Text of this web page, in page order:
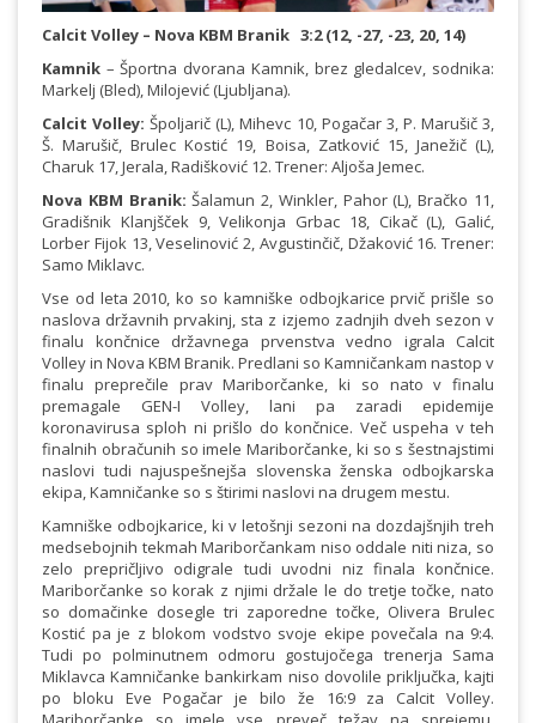
Calcit Volley – Nova KBM Branik 3:2 (12, -27, -23, 20, 14)
Kamnik – Športna dvorana Kamnik, brez gledalcev, sodnika:
Markelj (Bled), Milojević (Ljubljana).
Calcit Volley: Špoljarič (L), Mihevc 10, Pogačar 3, P. Marušič 3,
Š. Marušič, Brulec Kostić 19, Boisa, Zatković 15, Janežič (L),
Charuk 17, Jerala, Radišković 12. Trener: Aljoša Jemec.
Nova KBM Branik: Šalamun 2, Winkler, Pahor (L), Bračko 11,
Gradišnik Klanjšček 9, Velikonja Grbac 18, Cikač (L), Galić,
Lorber Fijok 13, Veselinović 2, Avgustinčič, Džaković 16. Trener:
Samo Miklavc.
Vse od leta 2010, ko so kamniške odbojkarice prvič prišle so
naslova državnih prvakinj, sta z izjemo zadnjih dveh sezon v
finalu končnice državnega prvenstva vedno igrala Calcit
Volley in Nova KBM Branik. Predlani so Kamničankam nastop v
finalu preprečile prav Mariborčanke, ki so nato v finalu
premagale GEN-I Volley, lani pa zaradi epidemije
koronavirusa sploh ni prišlo do končnice. Več uspeha v teh
finalnih obračunih so imele Mariborčanke, ki so s šestnajstimi
naslovi tudi najuspešnejša slovenska ženska odbojkarska
ekipa, Kamničanke so s štirimi naslovi na drugem mestu.
Kamniške odbojkarice, ki v letošnji sezoni na dozdajšnjih treh
medsebojnih tekmah Mariborčankam niso oddale niti niza, so
zelo prepričljivo odigrale tudi uvodni niz finala končnice.
Mariborčanke so korak z njimi držale le do tretje točke, nato
so domačinke dosegle tri zaporedne točke, Olivera Brulec
Kostić pa je z blokom vodstvo svoje ekipe povečala na 9:4.
Tudi po polminutnem odmoru gostujočega trenerja Sama
Miklavca Kamničanke bankirkam niso dovolile priključka, kajti
po bloku Eve Pogačar je bilo že 16:9 za Calcit Volley.